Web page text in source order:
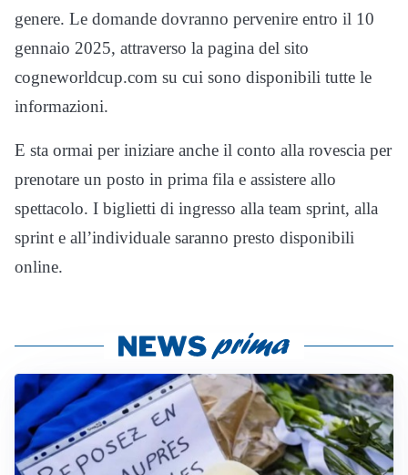
genere. Le domande dovranno pervenire entro il 10
gennaio 2025, attraverso la pagina del sito
cogneworldcup.com su cui sono disponibili tutte le
informazioni.
E sta ormai per iniziare anche il conto alla rovescia per
prenotare un posto in prima fila e assistere allo
spettacolo. I biglietti di ingresso alla team sprint, alla
sprint e all’individuale saranno presto disponibili
online.